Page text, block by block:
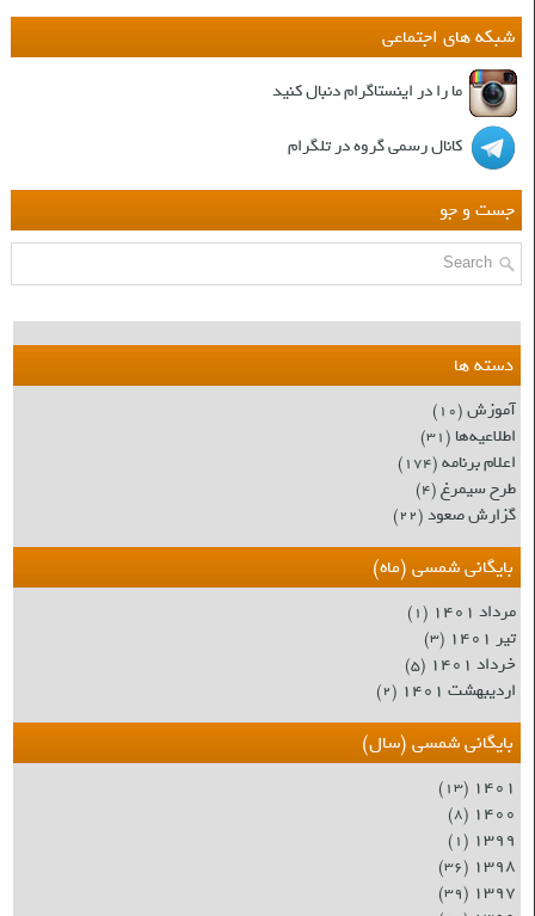
شبکه های اجتماعی
ما را در اینستاگرام دنبال کنید
کانال رسمی گروه در تلگرام
جست و جو
دسته ها
آموزش(۱۰)
اطلاعیه‌ها(۳۱)
اعلام برنامه(۱۷۴)
طرح سیمرغ(۴)
گزارش صعود(۲۲)
بایگانی شمسی (ماه)
مرداد ۱۴۰۱ (۱)
تیر ۱۴۰۱ (۳)
خرداد ۱۴۰۱ (۵)
اردیبهشت ۱۴۰۱ (۲)
بایگانی شمسی (سال)
۱۴۰۱ (۱۳)
۱۴۰۰ (۸)
۱۳۹۹ (۱)
۱۳۹۸ (۳۶)
۱۳۹۷ (۳۹)